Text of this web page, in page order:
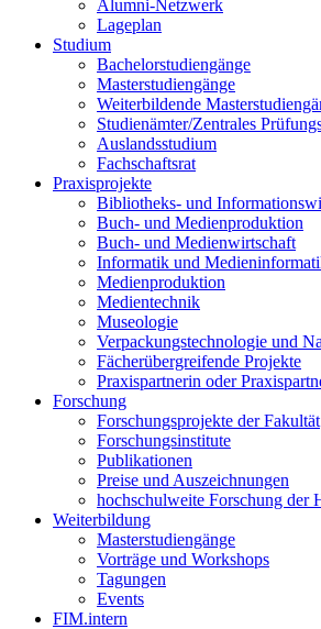
Alumni-Netzwerk
Lageplan
Studium
Bachelorstudiengänge
Masterstudiengänge
Weiterbildende
Studienämter/Zentrales
Auslandsstudium
Fachschaftsrat
Praxisprojekte
Bibliotheks- und
Buch- und Medienproduktion
Buch- und Medienwirtschaft
Informatik und
Medienproduktion
Medientechnik
Museologie
Verpackungstechnologie und
Fächerübergreifende Projekte
Praxispartnerin oder
Forschung
Forschungsprojekte der Fakultät
Forschungsinstitute
Publikationen
Preise und Auszeichnungen
hochschulweite Forschung
Weiterbildung
Masterstudiengänge
Vorträge und Workshops
Tagungen
Events
FIM.intern